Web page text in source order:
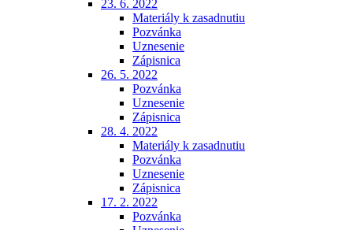
23. 6. 2022
Materiály k zasadnutiu
Pozvánka
Uznesenie
Zápisnica
26. 5. 2022
Pozvánka
Uznesenie
Zápisnica
28. 4. 2022
Materiály k zasadnutiu
Pozvánka
Uznesenie
Zápisnica
17. 2. 2022
Pozvánka